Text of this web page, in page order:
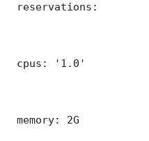
reservations:
cpus: '1.0'
memory: 2G